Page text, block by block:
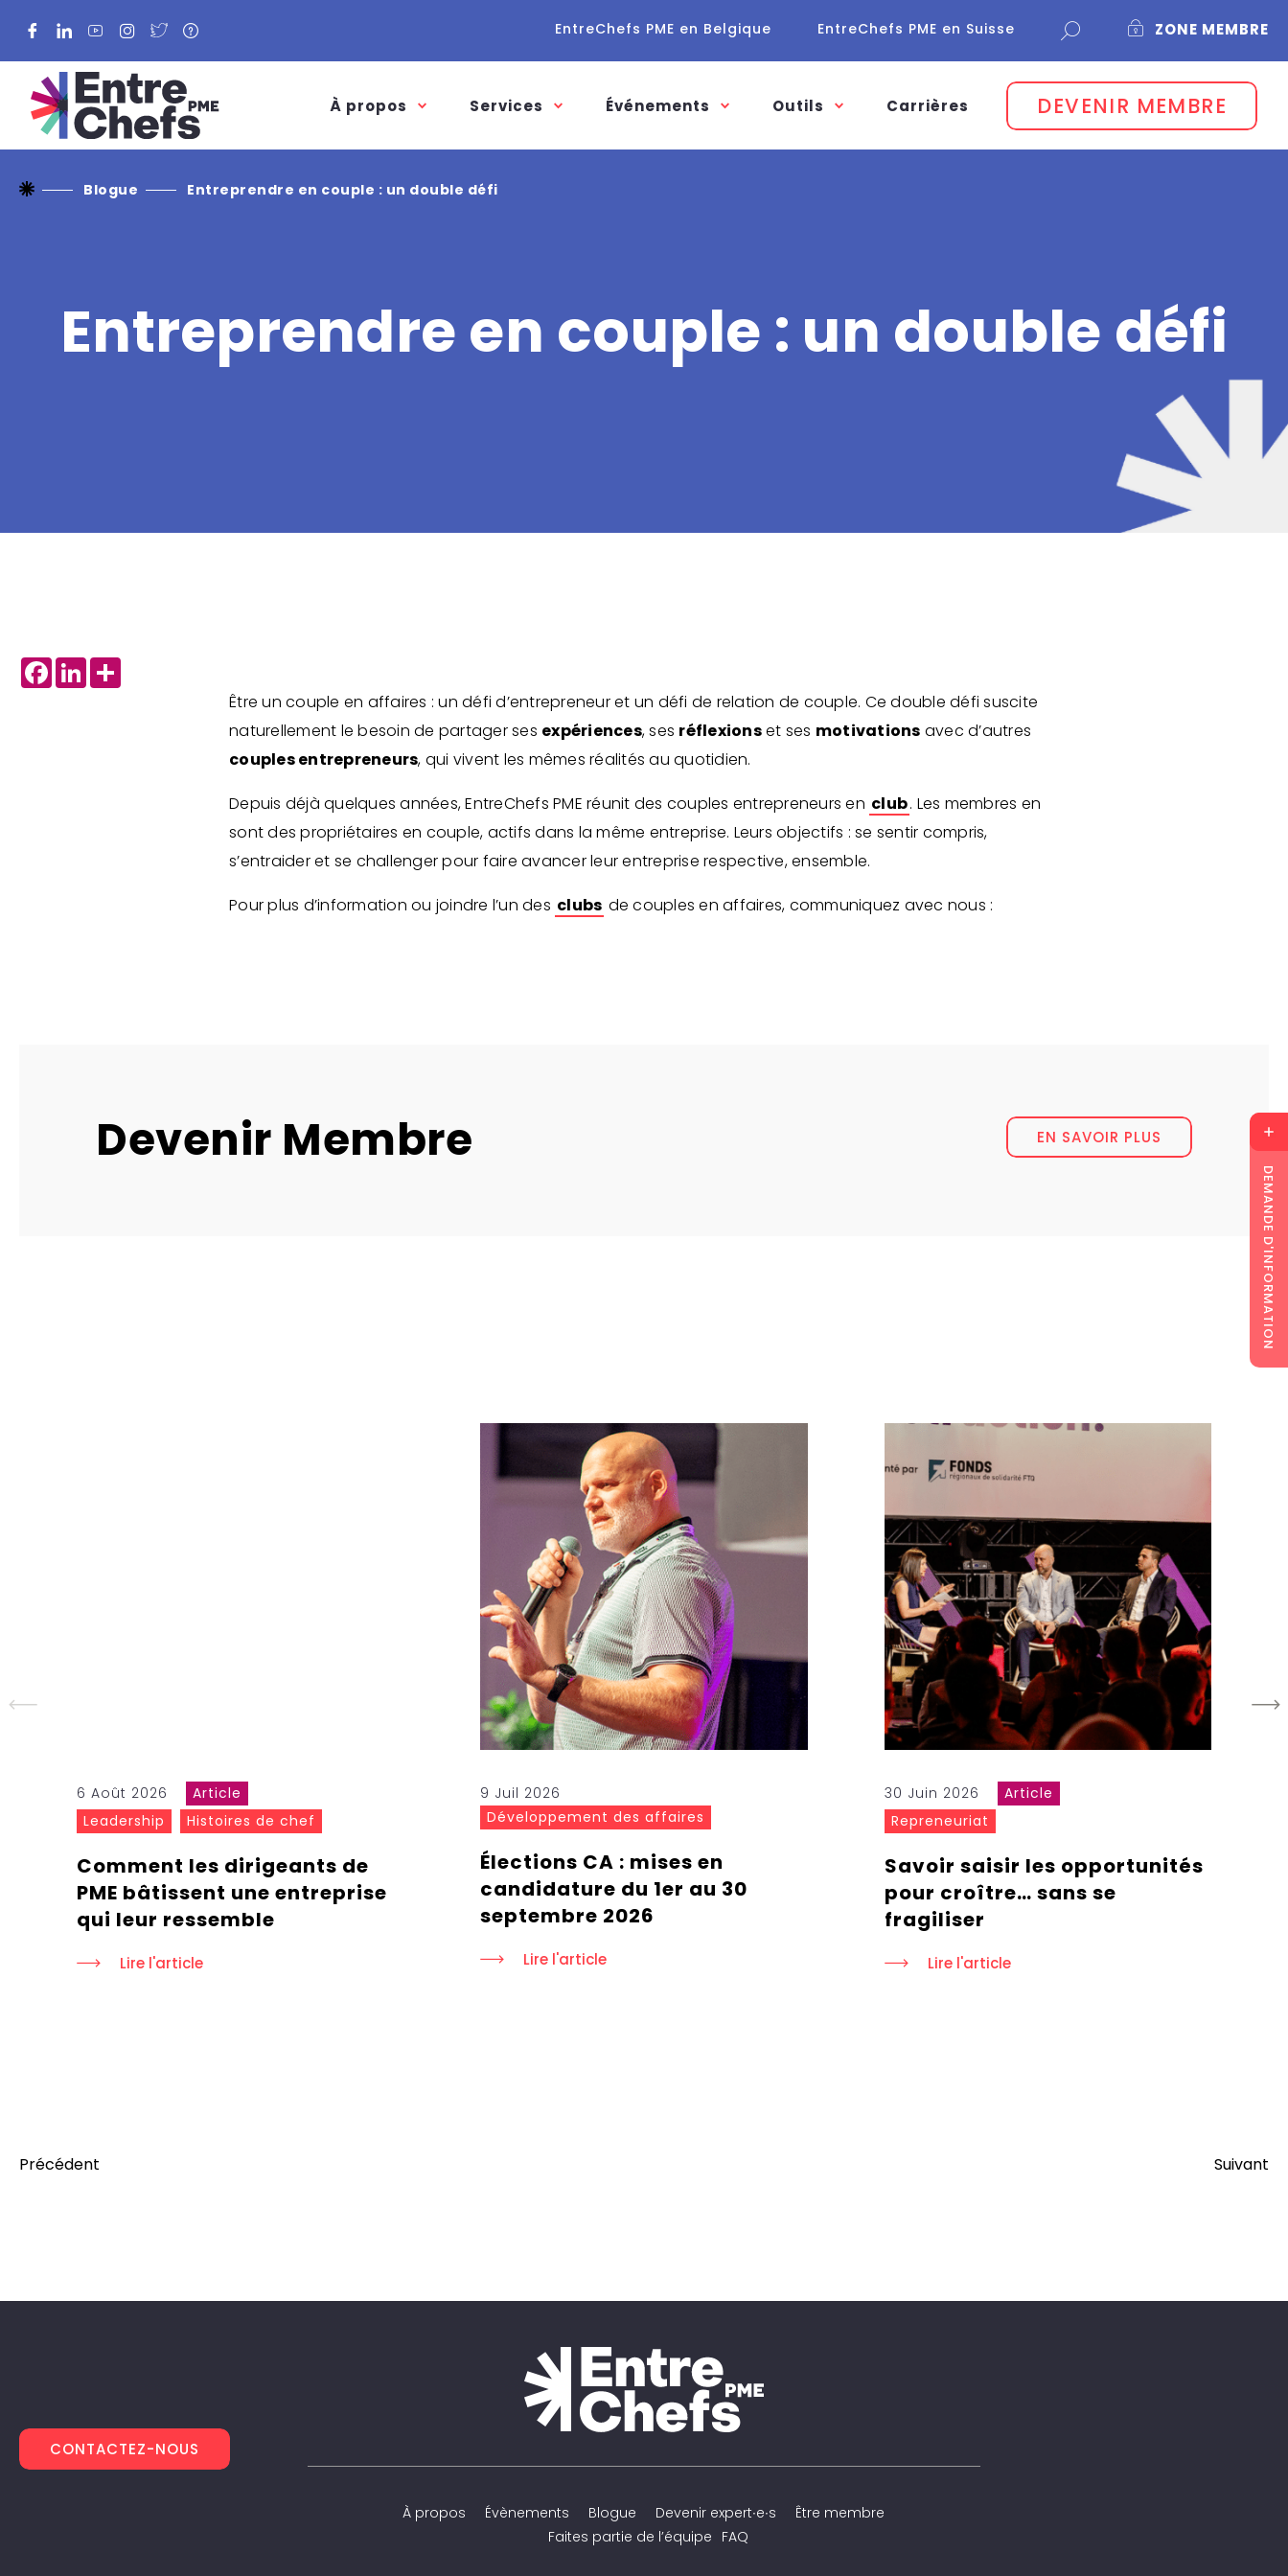
FacebookLinkedInYouTubeInstagramTwitter EntreChefs PME en Belgique EntreChefs PME en Suisse ZONE MEMBRE
À propos Services Événements Outils Carrières DEVENIR MEMBRE
DEMANDE D'INFORMATION
Blogue Entreprendre en couple : un double défi
Entreprendre en couple : un double défi
Facebook
LinkedIn
Être un couple en affaires : un défi d’entrepreneur et un défi de relation de couple. Ce double défi suscite
naturellement le besoin de partager ses expériences, ses réflexionset ses motivations avec d’autres
couples entrepreneurs, qui vivent les mêmes réalités au quotidien.
Depuis déjà quelques années, EntreChefs PME réunit des couples entrepreneurs en club. Les membres en
sont des propriétaires en couple, actifs dans la même entreprise. Leurs objectifs : se sentir compris,
s’entraider et se challenger pour faire avancer leur entreprise respective, ensemble.
Pour plus d’information ou joindre l’un des clubs de couples en affaires, communiquez avec nous :
Devenir Membre EN SAVOIR PLUS
6 Août 2026
Article
Leadership
Histoires de chef
Comment les dirigeants de
PME bâtissent une entreprise
qui leur ressemble
Lire l'article
9 Juil 2026
Développement des affaires
Élections CA : mises en
candidature du 1er au 30
septembre 2026
Lire l'article
30 Juin 2026
Article
Repreneuriat
Savoir saisir les opportunités
pour croître… sans se
fragiliser
Lire l'article
Précédent Suivant
CONTACTEZ-NOUS
À propos Évènements Blogue Devenir expert∙e∙s
Être membre
Faites partie de l’équipe FAQ